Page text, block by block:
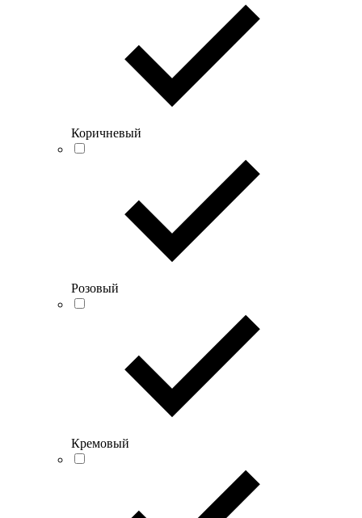
Коричневый
Розовый
Кремовый